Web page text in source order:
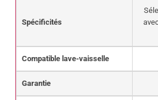
Spécificités
Compatible lave-vaisselle
Garantie